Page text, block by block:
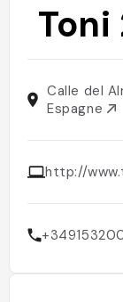
Toni
Calle del
Espagne
http://